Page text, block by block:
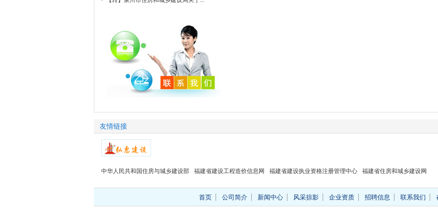
友情链接
中华人民共和国住房与城乡建设部 福建省建设工程造价信息网 福建省建设执业资格注册管理中心 福建省住房和城乡建设网
首页 公司简介 新闻中心 风采掠影 企业资质 招聘信息 联系我们